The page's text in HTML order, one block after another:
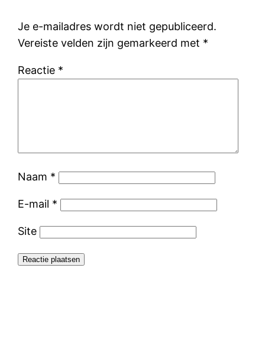
Je e-mailadres wordt niet gepubliceerd.
Vereiste velden zijn gemarkeerd met *
Reactie *
Naam *
E-mail *
Site